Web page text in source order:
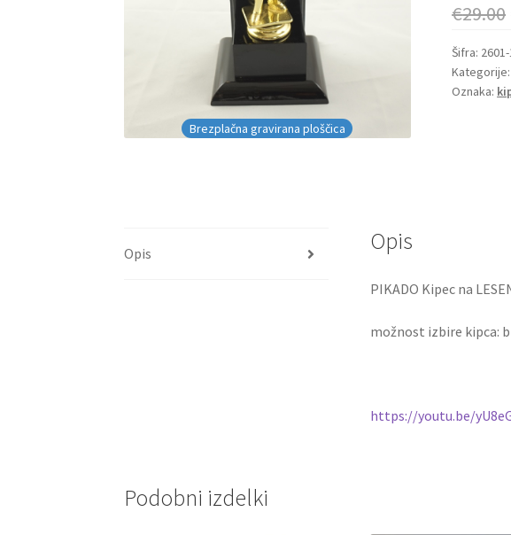
Brezplačna gravirana ploščica
€29.00
Šifra:
Kategorije:
Oznaka:
Opis Opis
PIKADO Kipec na
možnost izbire kipca:
https://youtu.be/
Podobni izdelki